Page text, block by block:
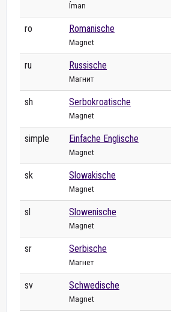
Íman
ro Romanische
Magnet
ru Russische
Магнит
sh Serbokroatische
Magnet
simple Einfache Englische
Magnet
sk Slowakische
Magnet
sl Slowenische
Magnet
sr Serbische
Магнет
sv Schwedische
Magnet